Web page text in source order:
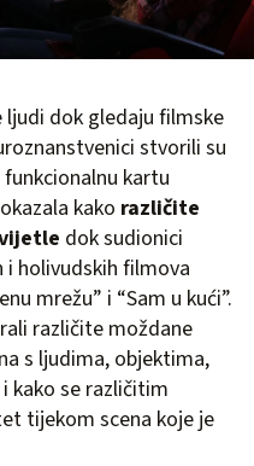
ljudi dok gledaju filmske
stvorili su
kartu
kako različite
dok sudionici
i holivudskih filmova
mrežu” i “Sam u kući”.
različite moždane
s ljudima, objektima,
kako se različitim
tijekom scena koje je